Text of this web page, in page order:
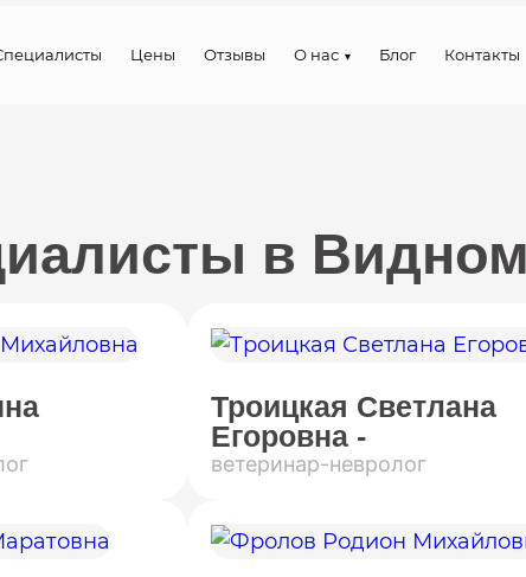
Цены Отзывы О нас Блог Контакты
в Видном
Троицкая Светлана
Егоровна -
ветеринар-невролог